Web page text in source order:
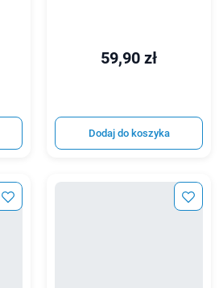
59,90 zł
Dodaj do koszyka